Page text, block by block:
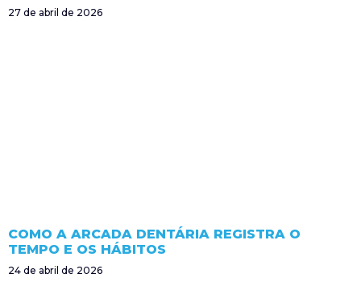
27 de abril de 2026
COMO A ARCADA DENTÁRIA REGISTRA O
TEMPO E OS HÁBITOS
24 de abril de 2026